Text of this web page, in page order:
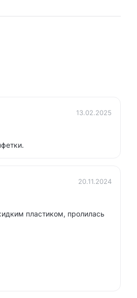
13.02.2025
20.11.2024
пластиком, пролилась